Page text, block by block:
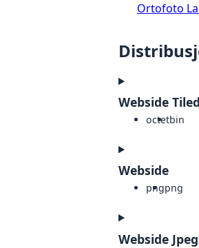
Ortofoto
Webside
octetbin
Webside
pngpng
Webside